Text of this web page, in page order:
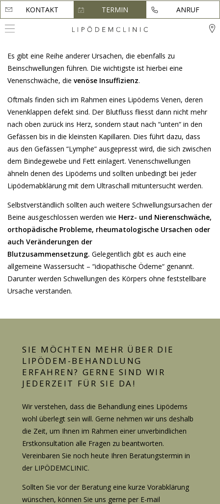
KONTAKT TERMIN ANRUF
KONTAKT TERMIN ANRUF
Es gibt eine Reihe anderer Ursachen, die ebenfalls zu
Beinschwellungen führen. Die wichtigste ist hierbei eine
Venenschwäche, die venöse Insuffizienz.
Oftmals finden sich im Rahmen eines Lipödems Venen, deren
Venenklappen defekt sind. Der Blutfluss fliesst dann nicht mehr
nach oben zurück ins Herz, sondern staut nach “unten“ in den
Gefässen bis in die kleinsten Kapillaren. Dies führt dazu, dass
aus den Gefässen “Lymphe“ ausgepresst wird, die sich zwischen
dem Bindegewebe und Fett einlagert. Venenschwellungen
ähneln denen des Lipödems und sollten unbedingt bei jeder
Lipödemabklärung mit dem Ultraschall mituntersucht werden.
Selbstverständlich sollten auch weitere Schwellungsursachen der
Beine ausgeschlossen werden wie Herz- und Nierenschwäche,
orthopädische Probleme, rheumatologische Ursachen oder
auch Veränderungen der
Blutzusammensetzung. Gelegentlich gibt es auch eine
allgemeine Wassersucht – “idiopathische Ödeme“ genannt.
Darunter werden Schwellungen des Körpers ohne feststellbare
Ursache verstanden.
SIE MÖCHTEN MEHR ÜBER DIE
LIPÖDEM-BEHANDLUNG
ERFAHREN? GERNE SIND WIR
JEDERZEIT FÜR SIE DA!
Wir verstehen, dass die Behandlung eines Lipödems
wohl überlegt sein will. Gerne nehmen wir uns deshalb
die Zeit, um Ihnen im Rahmen einer unverbindlichen
Erstkonsultation alle Fragen zu beantworten.
Vereinbaren Sie noch heute Ihren Beratungstermin in
der LIPÖDEMCLINIC.
Sollten Sie vor der Beratung eine kurze Vorabklärung
wünschen, können Sie uns gerne per E-mail